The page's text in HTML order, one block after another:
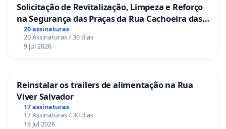
Solicitação de Revitalização, Limpeza e Reforço
na Segurança das Praças da Rua Cachoeira das
Sete Ilhas
20 assinaturas
20 Assinaturas / 30 dias
9 Jul 2026
Reinstalar os trailers de alimentação na Rua
Viver Salvador
17 assinaturas
17 Assinaturas / 30 dias
18 Jul 2026